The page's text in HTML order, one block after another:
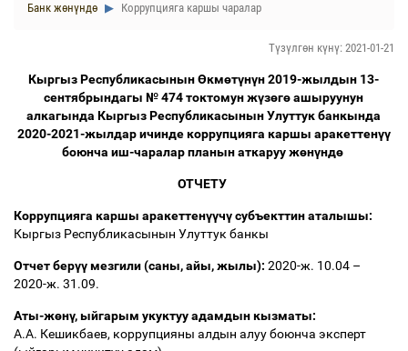
Банк жөнүндө Коррупцияга каршы чаралар
Түзүлгөн күнү: 2021-01-21
Кыргыз РеспубликасынынӨкмөтүнүн 2019-жылдын 13-
сентябрындагы № 474 токтомун жүзөгөашыруунун
алкагында Кыргыз Республикасынын Улуттук банкында
2020-2021-жылдар ичинде коррупцияга каршы аракеттенүү
боюнча иш-чаралар планын аткаруу жөнүндө
ОТЧЕТУ
Коррупцияга каршы аракеттенүүчүсубъекттин аталышы:
Кыргыз Республикасынын Улуттук банкы
Отчет берүүмезгили (саны, айы, жылы): 2020-ж. 10.04 –
2020-ж. 31.09.
Аты-жөнү, ыйгарым укуктуу адамдын кызматы:
А.А. Кешикбаев, коррупцияны алдын алуу боюнча эксперт